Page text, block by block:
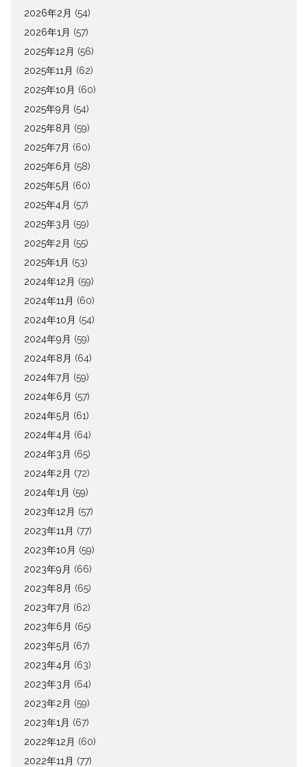
2026年2月 (54)
2026年1月 (57)
2025年12月 (56)
2025年11月 (62)
2025年10月 (60)
2025年9月 (54)
2025年8月 (59)
2025年7月 (60)
2025年6月 (58)
2025年5月 (60)
2025年4月 (57)
2025年3月 (59)
2025年2月 (55)
2025年1月 (53)
2024年12月 (59)
2024年11月 (60)
2024年10月 (54)
2024年9月 (59)
2024年8月 (64)
2024年7月 (59)
2024年6月 (57)
2024年5月 (61)
2024年4月 (64)
2024年3月 (65)
2024年2月 (72)
2024年1月 (59)
2023年12月 (57)
2023年11月 (77)
2023年10月 (59)
2023年9月 (66)
2023年8月 (65)
2023年7月 (62)
2023年6月 (65)
2023年5月 (67)
2023年4月 (63)
2023年3月 (64)
2023年2月 (59)
2023年1月 (67)
2022年12月 (60)
2022年11月 (77)